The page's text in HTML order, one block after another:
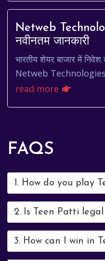
Netweb
नवीनतम जानकारी
भारतीय शेयर बाजार में
Netweb Technologies
कंपनी हाई-एंड कंप्यूटिंग
read more
FAQS
1. How do you play
2. Is Teen Patti
3. How can I win in